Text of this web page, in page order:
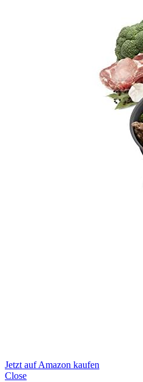
Jetzt auf Amazon kaufen
Close